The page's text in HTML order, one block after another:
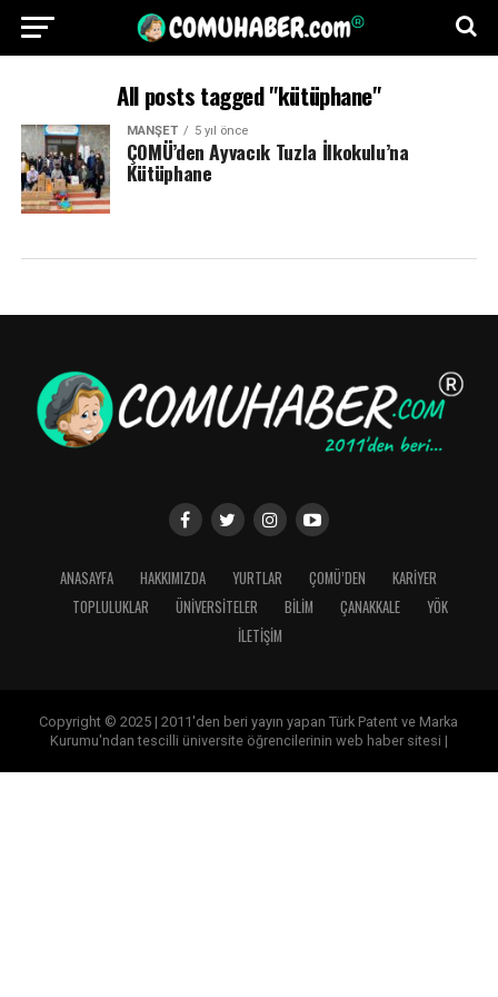
All posts tagged "kütüphane"
MANŞET 5 yıl önce
ÇOMÜ’den Ayvacık Tuzla İlkokulu’na
Kütüphane
ANASAYFA HAKKIMIZDA YURTLAR ÇOMÜ’DEN
KARİYER
TOPLULUKLAR
ÜNİVERSİTELER BİLİM ÇANAKKALE
YÖK
İLETİŞİM
Copyright © 2025 | 2011'den beri yayın yapan Türk Patent ve Marka
Kurumu'ndan tescilli üniversite öğrencilerinin web haber sitesi |